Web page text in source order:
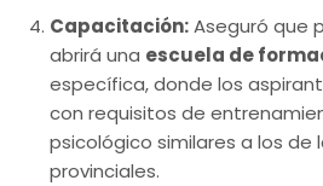
Capacitación:Aseguró que
abrirá una escuela de
específica, donde los
con requisitos de
psicológico similares a los de
provinciales.